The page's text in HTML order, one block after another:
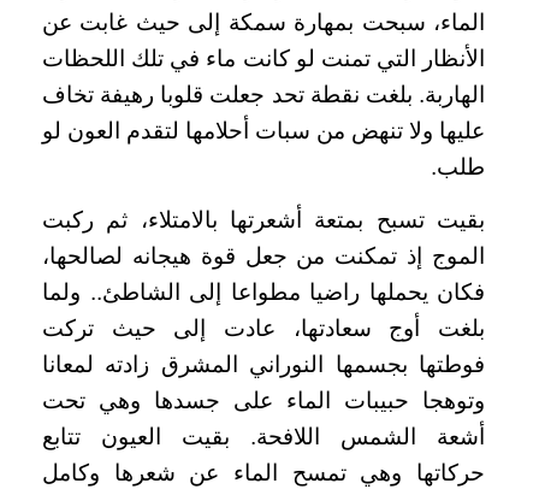
الماء، سبحت بمهارة سمكة إلى حيث غابت عن
الأنظار التي تمنت لو كانت ماء في تلك اللحظات
الهاربة. بلغت نقطة تحد جعلت قلوبا رهيفة تخاف
عليها ولا تنهض من سبات أحلامها لتقدم العون لو
طلب.
بقيت تسبح بمتعة أشعرتها بالامتلاء، ثم ركبت
الموج إذ تمكنت من جعل قوة هيجانه لصالحها،
فكان يحملها راضيا مطواعا إلى الشاطئ.. ولما
بلغت أوج سعادتها، عادت إلى حيث تركت
فوطتها بجسمها النوراني المشرق زادته لمعانا
وتوهجا حبيبات الماء على جسدها وهي تحت
أشعة الشمس اللافحة. بقيت العيون تتابع
حركاتها وهي تمسح الماء عن شعرها وكامل